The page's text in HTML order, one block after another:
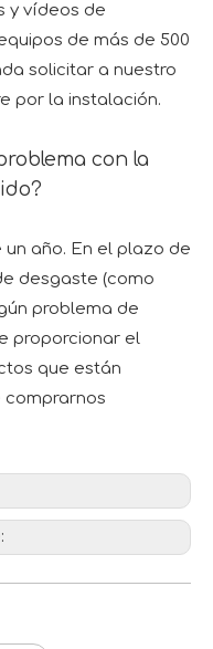
y vídeos de
de más de 500
solicitar a nuestro
por la instalación.
con la
año. En el plazo de
desgaste (como
problema de
proporcionar el
que están